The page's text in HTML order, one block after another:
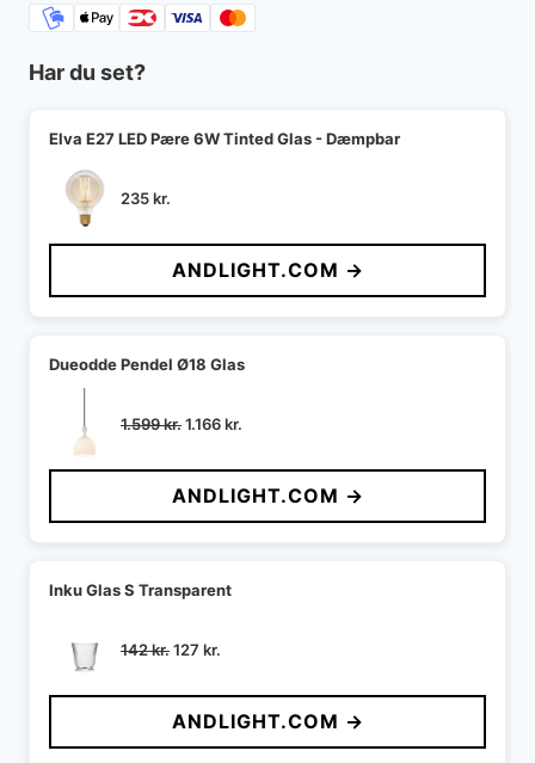
Har du set?
Elva E27 LED Pære 6W Tinted Glas - Dæmpbar
235kr.
ANDLIGHT.COM →
Dueodde Pendel Ø18 Glas
1.599kr.Den
pris
var:
1.599 kr..
1.166kr.
pris
er:
1.166 kr..
ANDLIGHT.COM →
Inku Glas S Transparent
142kr.Den
pris
var:
142 kr..
127 kr.
pris
er:
127 kr..
ANDLIGHT.COM →